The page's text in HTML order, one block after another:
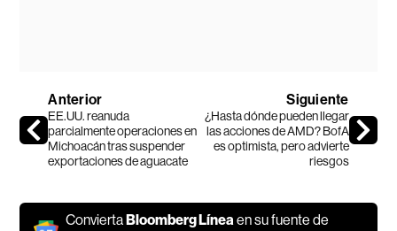
Anterior
EE.UU. reanuda
parcialmente operaciones en
Michoacán tras suspender
exportaciones de aguacate
Siguiente
¿Hasta dónde pueden llegar
las acciones de AMD? BofA
es optimista, pero advierte
riesgos
ConviertaBloomberg Línea en su fuente de